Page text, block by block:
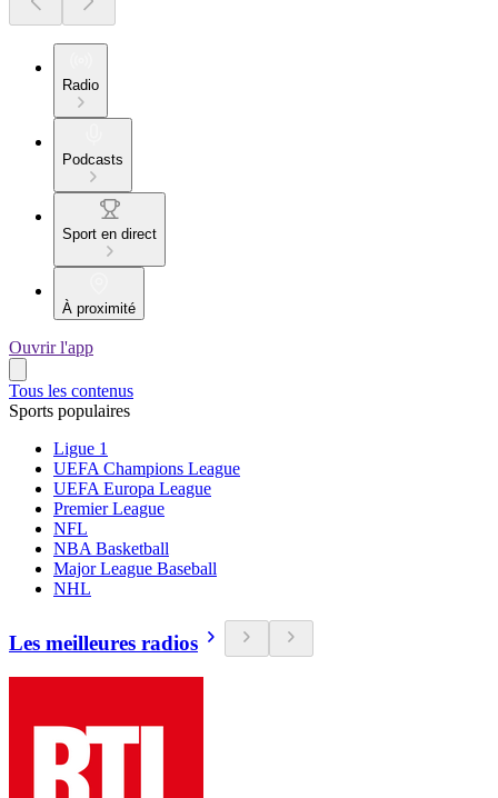
Radio
Podcasts
Sport en direct
À proximité
Ouvrir l'app
Tous les contenus
Sports populaires
Ligue 1
UEFA Champions League
UEFA Europa League
Premier League
NFL
NBA Basketball
Major League Baseball
NHL
Les meilleures radios